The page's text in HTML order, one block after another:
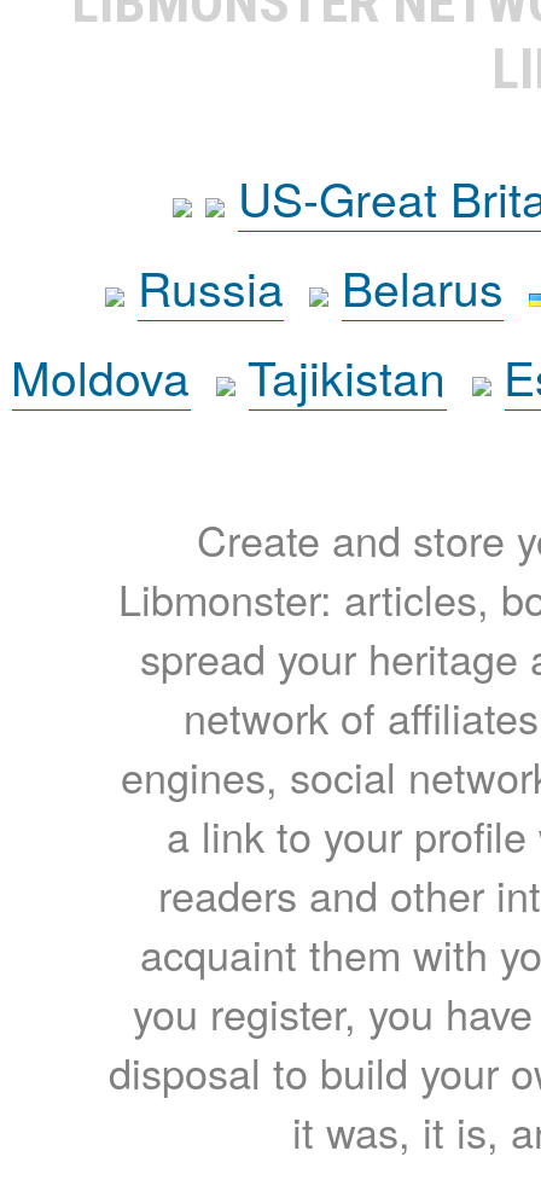
US-Great
Russia
Belarus
Moldova
Tajikistan
Create and store
Libmonster: articles,
spread your heritage
network of
engines, social
a link to your
readers and other
acquaint them with
you register, you
disposal to build your
it was, it is,